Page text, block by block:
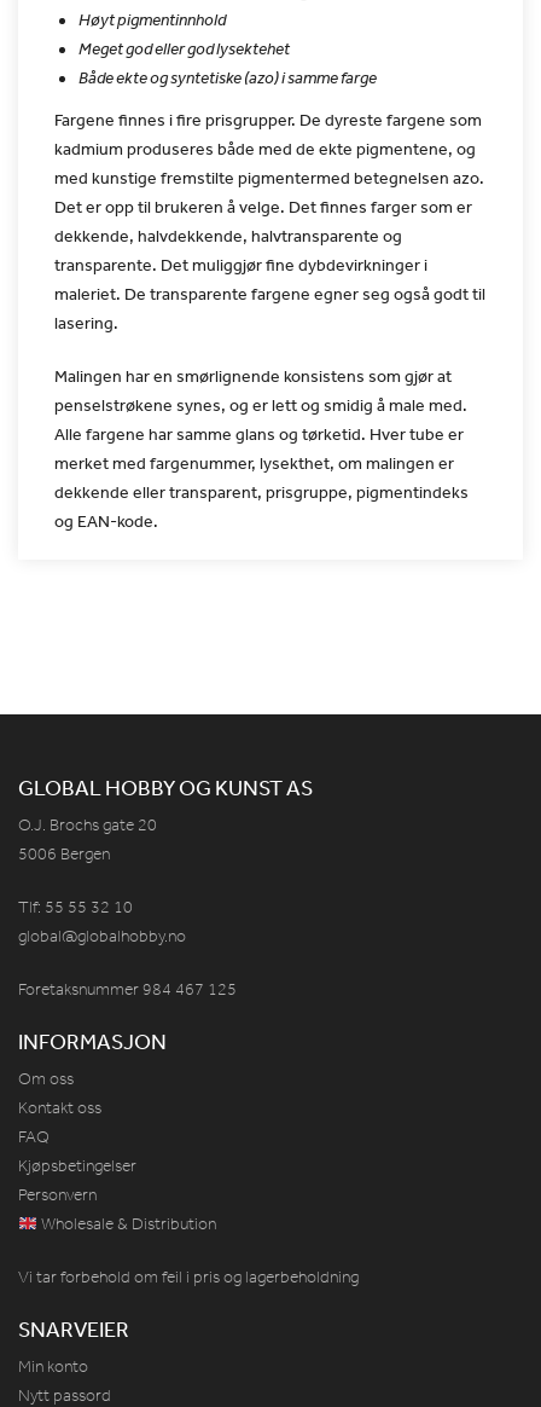
Høyt pigmentinnhold
Meget god eller god lysektehet
Både ekte og syntetiske (azo) i samme farge
Fargene finnes i fire prisgrupper. De dyreste fargene som
kadmium produseres både med de ekte pigmentene, og
med kunstige fremstilte pigmentermed betegnelsen azo.
Det er opp til brukeren å velge. Detfinnes farger som er
dekkende, halvdekkende, halvtransparente og
transparente. Det muliggjør fine dybdevirkninger i
maleriet. De transparente fargene egner seg også godt til
lasering.
Malingen har en smørlignende konsistens som gjør at
penselstrøkene synes, og er lett og smidig å male med.
Alle fargene har samme glans og tørketid. Hver tube er
merket med fargenummer, lysekthet, om malingen er
dekkende eller transparent, prisgruppe, pigmentindeks
og EAN-kode.
GLOBAL HOBBY OG KUNST AS
O.J. Brochs gate 20
5006 Bergen
Tlf: 55 55 32 10
global@globalhobby.no
Foretaksnummer 984 467 125
INFORMASJON
Om oss
Kontakt oss
FAQ
Kjøpsbetingelser
Personvern
Wholesale & Distribution
Vi tar forbehold om feil i pris og lagerbeholdning
SNARVEIER
Min konto
Nytt passord